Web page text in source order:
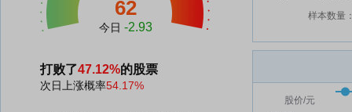
62
今日 -2.93
打败了47.12%的股票
次日上涨概率54.17%
样本数量